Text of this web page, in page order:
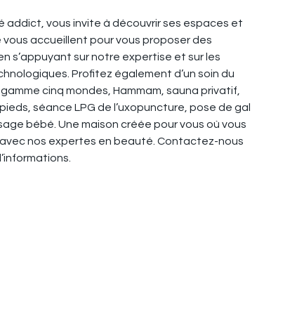
vous invite à découvrir ses espaces et
accueillent pour vous proposer des
s’appuyant sur notre expertise et sur les
Profitez également d’un soin du
cinq mondes, Hammam, sauna privatif,
séance LPG de l’uxopuncture, pose de gal
bébé. Une maison créée pour vous où vous
nos expertes en beauté. Contactez-nous